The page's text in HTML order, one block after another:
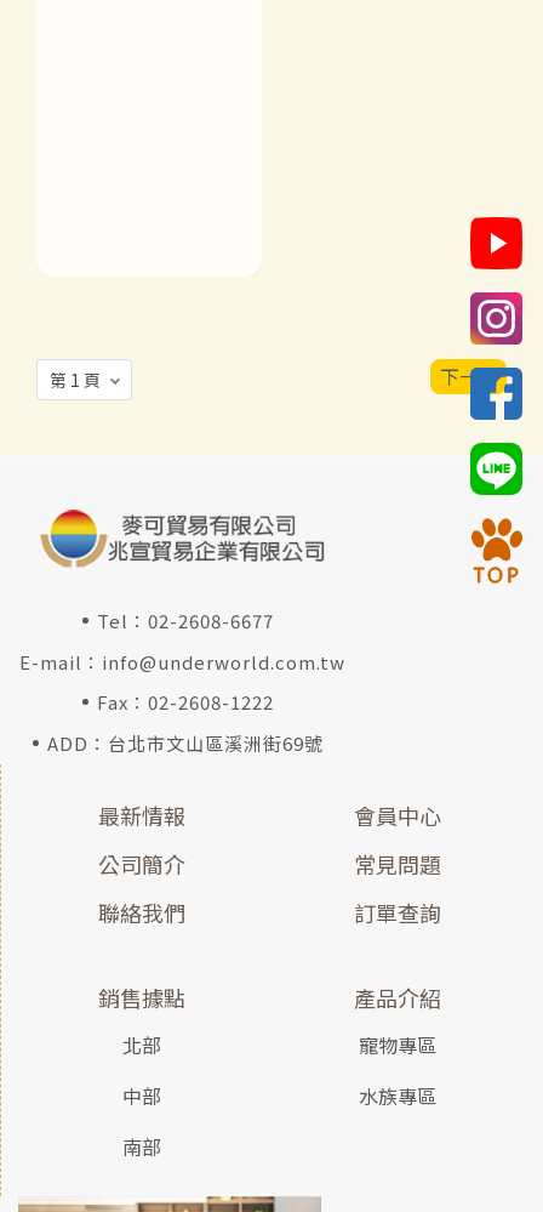
下一頁
Tel：02-2608-6677
E-mail： info@underworld.com.tw
Fax：02-2608-1222
ADD：台北市文山區溪洲街69號
最新情報
公司簡介
聯絡我們
會員中心
常見問題
訂單查詢
銷售據點
北部
中部
南部
產品介紹
寵物專區
水族專區